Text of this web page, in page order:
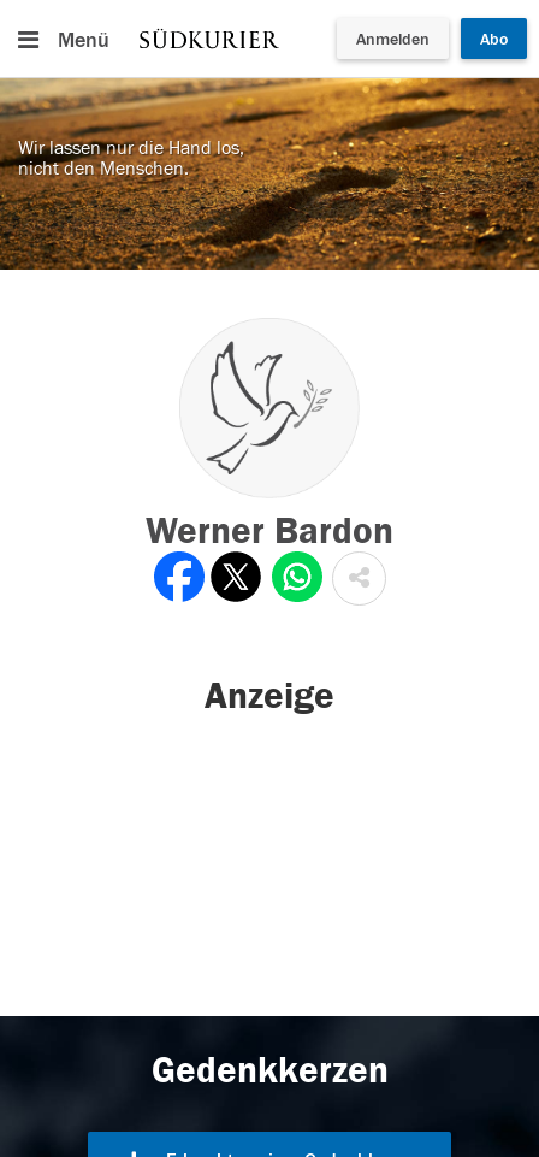
Menü Anmelden Abo
Wir lassen nur die Hand los,
nicht den Menschen.
Werner Bardon
Anzeige
Gedenkkerzen